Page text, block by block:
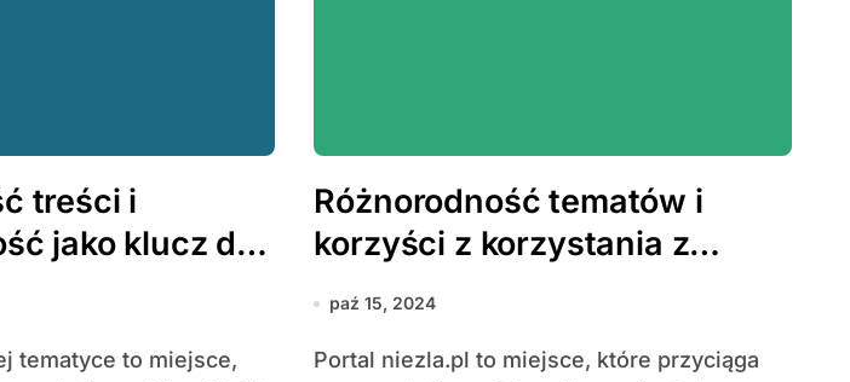
treści i
jako klucz do
Różnorodność tematów i
korzyści z korzystania z
portalu niezla.pl
paź 15, 2024
Portal niezla.pl to miejsce, które przyciąga